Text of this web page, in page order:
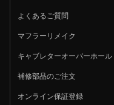
よくあるご質問
マフラーリメイク
キャブレターオーバーホール
補修部品のご注文
オンライン保証登録